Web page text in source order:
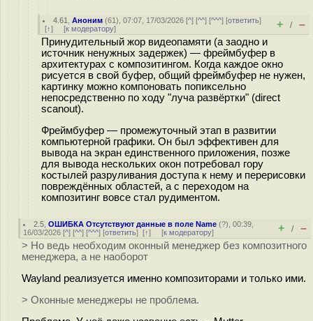
4.61 ,Аноним (61), 07:07, 17/03/2026 [^] [^^] [^^^] [ответить]
[↑] [к модератору] + / –
Принудительный жор видеопамяти (а заодно и
источник ненужных задержек) — фреймбуфер в
архитектурах с композитингом. Когда каждое окно
рисуется в свой буфер, общий фреймбуфер не нужен,
картинку можно компоновать попиксельно
непосредственно по ходу "луча развёртки" (direct
scanout).
Фреймбуфер — промежуточный этап в развитии
компьютерной графики. Он был эффективен для
вывода на экран единственного приложения, позже
для вывода нескольких окон потребовал гору
костылей разруливания доступа к нему и перерисовки
повреждённых областей, а с переходом на
композитинг вовсе стал рудиментом.
2.5 ,ОШИБКА Отсутствуют данные в поле Name (?), 00:39,
16/03/2026 [^] [^^] [^^^] [ответить] [↑] [к модератору] + / –
> Но ведь необходим оконный менеджер без композитного
менеджера, а не наоборот
Wayland реализуется именно композиторами и только ими.
> Оконные менеджеры не проблема.